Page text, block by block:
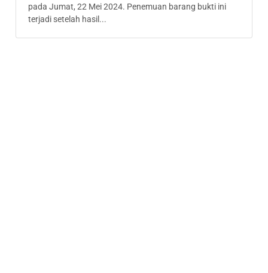
pada Jumat, 22 Mei 2024. Penemuan barang bukti ini
terjadi setelah hasil...